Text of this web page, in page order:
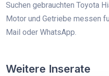
Suchen gebrauchten Toyota
Motor und Getriebe messen
Mail oder WhatsApp.
Weitere Inserate